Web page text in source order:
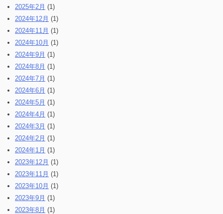
2025年2月 (1)
2024年12月 (1)
2024年11月 (1)
2024年10月 (1)
2024年9月 (1)
2024年8月 (1)
2024年7月 (1)
2024年6月 (1)
2024年5月 (1)
2024年4月 (1)
2024年3月 (1)
2024年2月 (1)
2024年1月 (1)
2023年12月 (1)
2023年11月 (1)
2023年10月 (1)
2023年9月 (1)
2023年8月 (1)